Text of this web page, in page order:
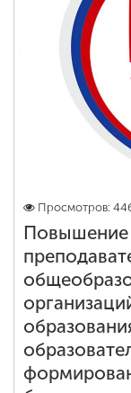
Просмотров:
Повышение